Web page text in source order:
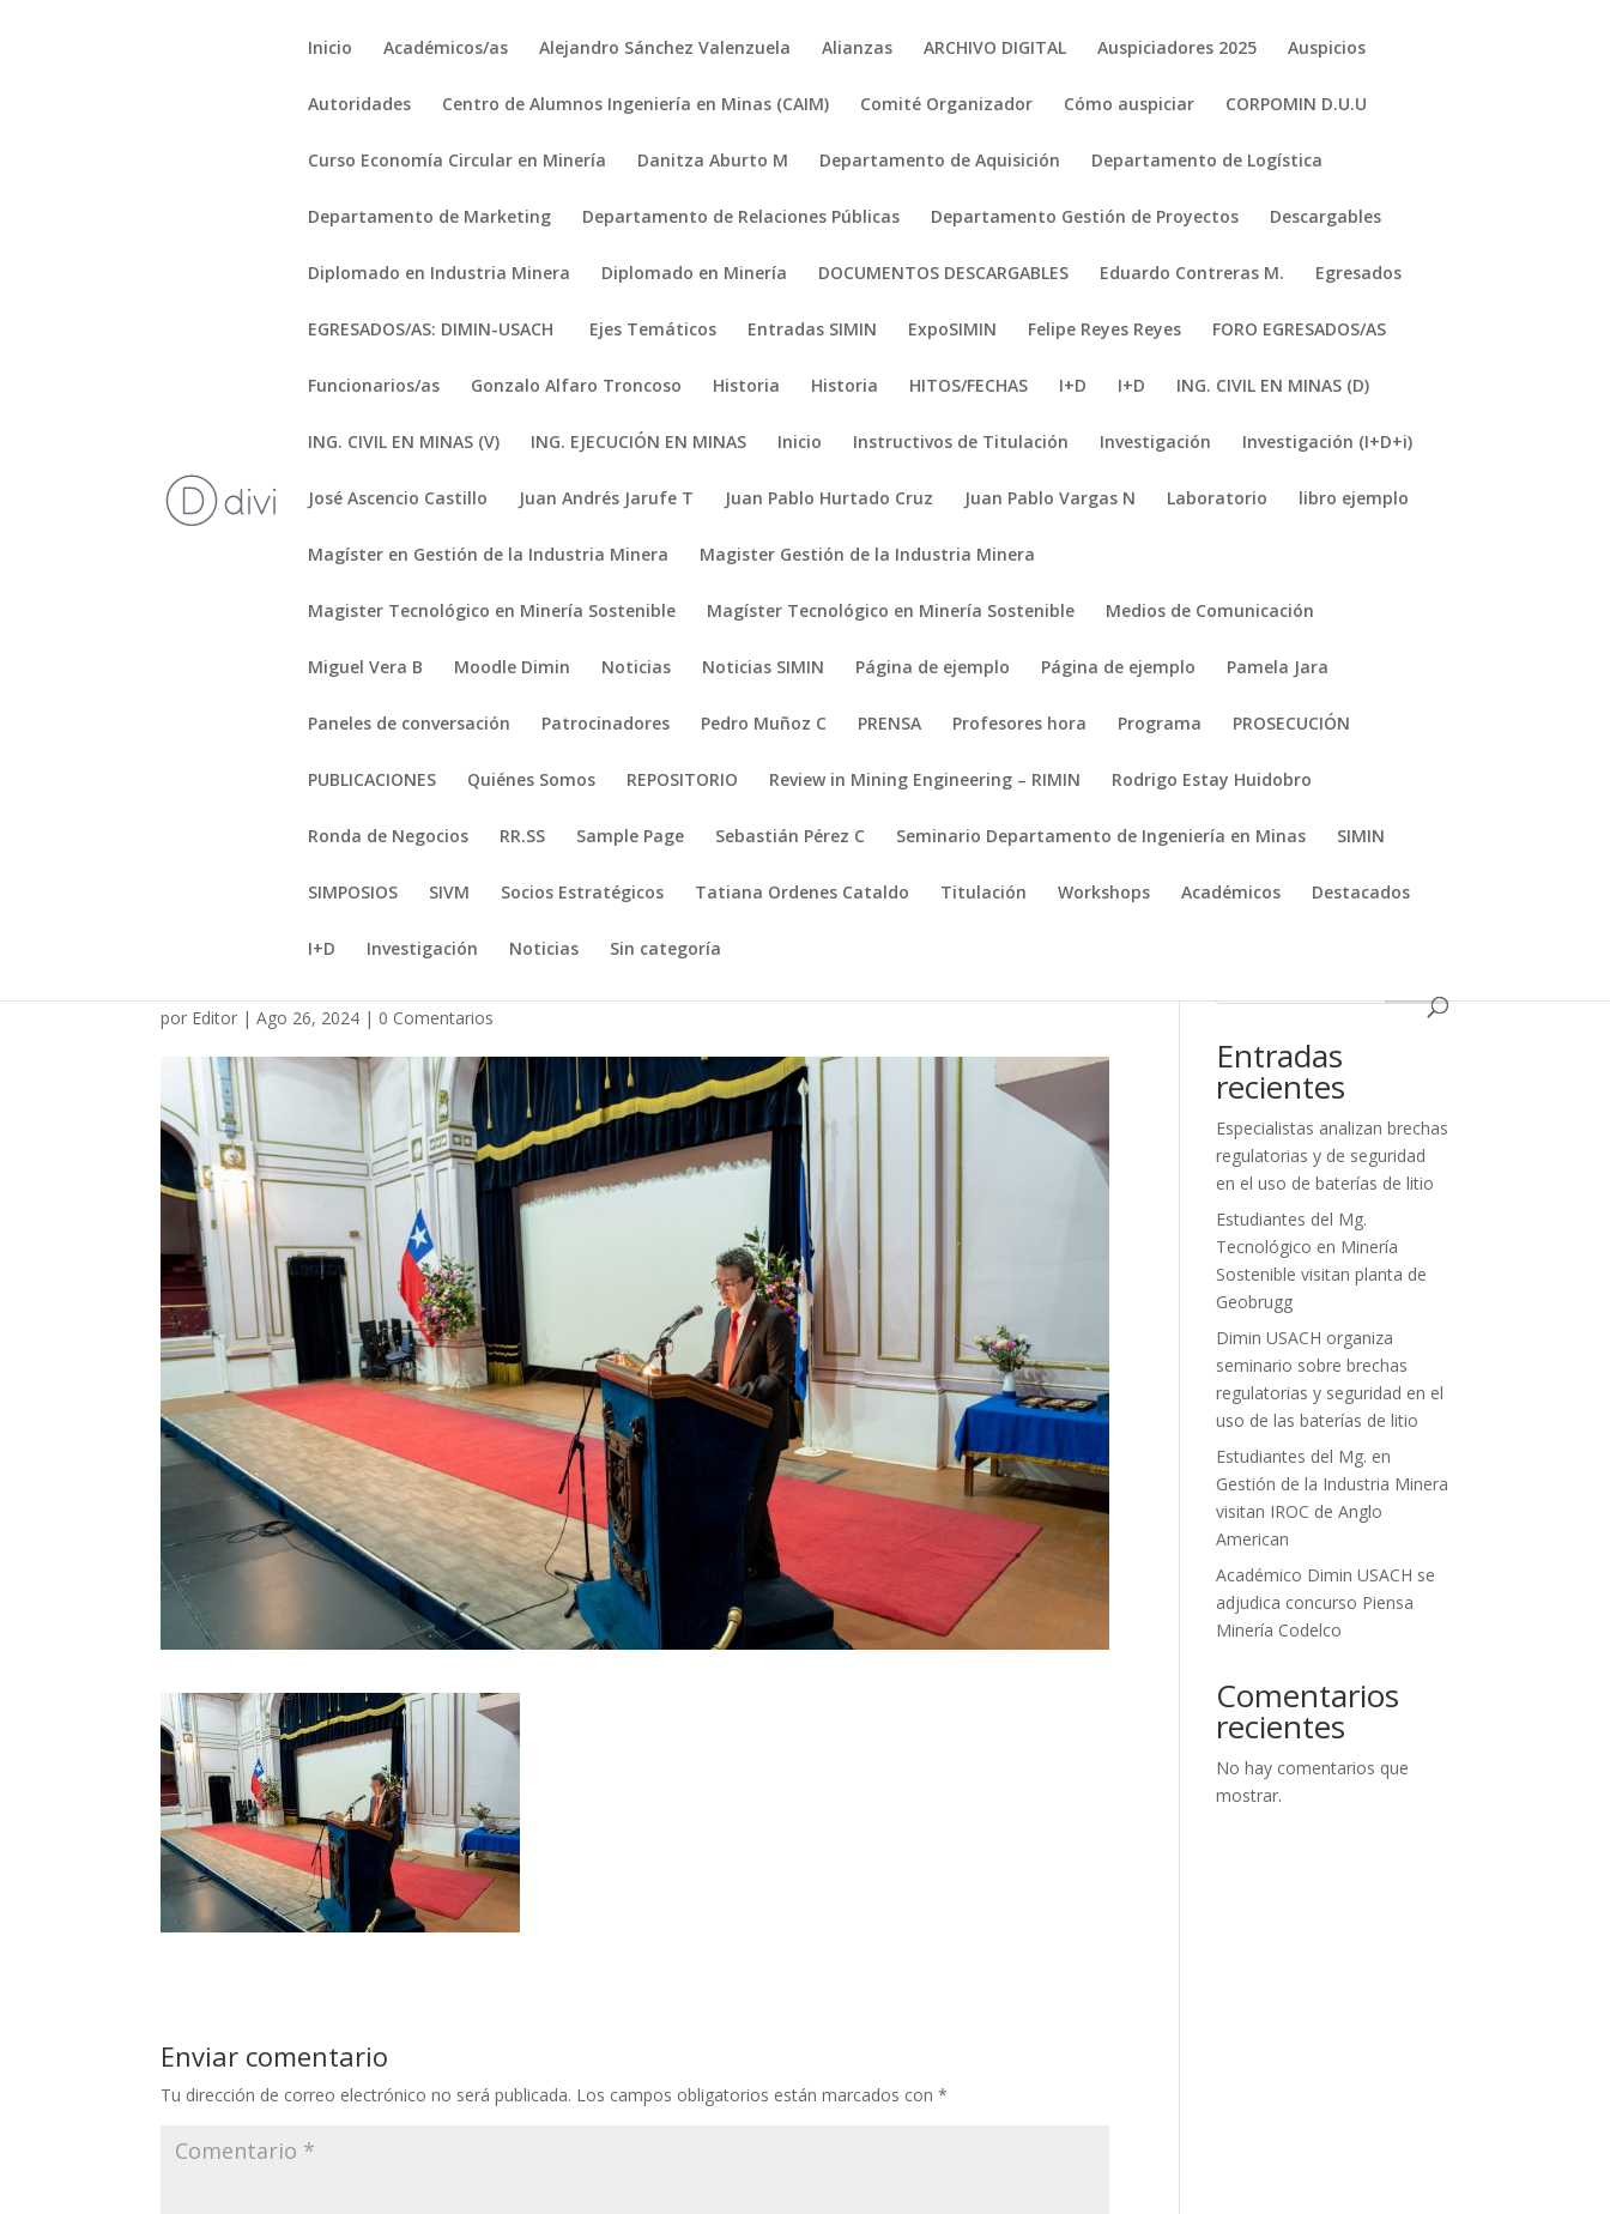
Inicio Académicos/as Alejandro Sánchez Valenzuela Alianzas ARCHIVO DIGITAL Auspiciadores 2025 Auspicios
Autoridades Centro de Alumnos Ingeniería en Minas (CAIM) Comité Organizador Cómo auspiciar CORPOMIN D.U.U
Curso Economía Circular en Minería Danitza Aburto M Departamento de Aquisición Departamento de Logística
Departamento de Marketing Departamento de Relaciones Públicas Departamento Gestión de Proyectos Descargables
Diplomado en Industria Minera Diplomado en Minería DOCUMENTOS DESCARGABLES Eduardo Contreras M. Egresados
EGRESADOS/AS: DIMIN-USACH Ejes Temáticos Entradas SIMIN ExpoSIMIN Felipe Reyes Reyes FORO EGRESADOS/AS
Funcionarios/as Gonzalo Alfaro Troncoso Historia Historia HITOS/FECHAS I+D I+D ING. CIVIL EN MINAS (D)
ING. CIVIL EN MINAS (V) ING. EJECUCIÓN EN MINAS Inicio Instructivos de Titulación Investigación Investigación (I+D+i)
José Ascencio Castillo Juan Andrés Jarufe T Juan Pablo Hurtado Cruz Juan Pablo Vargas N Laboratorio libro ejemplo
Magíster en Gestión de la Industria Minera Magister Gestión de la Industria Minera
Magister Tecnológico en Minería Sostenible Magíster Tecnológico en Minería Sostenible Medios de Comunicación
Miguel Vera B Moodle Dimin Noticias Noticias SIMIN Página de ejemplo Página de ejemplo Pamela Jara
Paneles de conversación Patrocinadores Pedro Muñoz C PRENSA Profesores hora Programa PROSECUCIÓN
PUBLICACIONES Quiénes Somos REPOSITORIO Review in Mining Engineering – RIMIN Rodrigo Estay Huidobro
Ronda de Negocios RR.SS Sample Page Sebastián Pérez C Seminario Departamento de Ingeniería en Minas SIMIN
SIMPOSIOS SIVM Socios Estratégicos Tatiana Ordenes Cataldo Titulación Workshops Académicos Destacados
I+D Investigación Noticias Sin categoría
por Editor |Ago 26, 2024 | 0 Comentarios
Enviar comentario
Tu dirección de correo electrónico no será publicada. Los campos obligatorios están marcados con*
Entradas
recientes
Especialistas analizan brechas
regulatorias y de seguridad
en el uso de baterías de litio
Estudiantes del Mg.
Tecnológico en Minería
Sostenible visitan planta de
Geobrugg
Dimin USACH organiza
seminario sobre brechas
regulatorias y seguridad en el
uso de las baterías de litio
Estudiantes del Mg. en
Gestión de la Industria Minera
visitan IROC de Anglo
American
Académico Dimin USACH se
adjudica concurso Piensa
Minería Codelco
Comentarios
recientes
No hay comentarios que
mostrar.